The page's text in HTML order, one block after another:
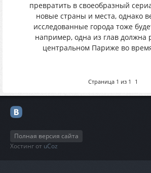
превратить в своеобразный
новые страны и места, однако
исследованные города тоже
например, одна из глав должна
центральном Париже во
Страница 1 из 1 1
Полная версия сайта
Хостинг от uCoz